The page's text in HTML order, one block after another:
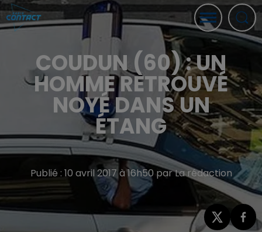
COUDUN (60) : UN
HOMME RETROUVÉ
NOYÉ DANS UN
ÉTANG
Publié : 10 avril 2017 à 16h50 par La rédaction